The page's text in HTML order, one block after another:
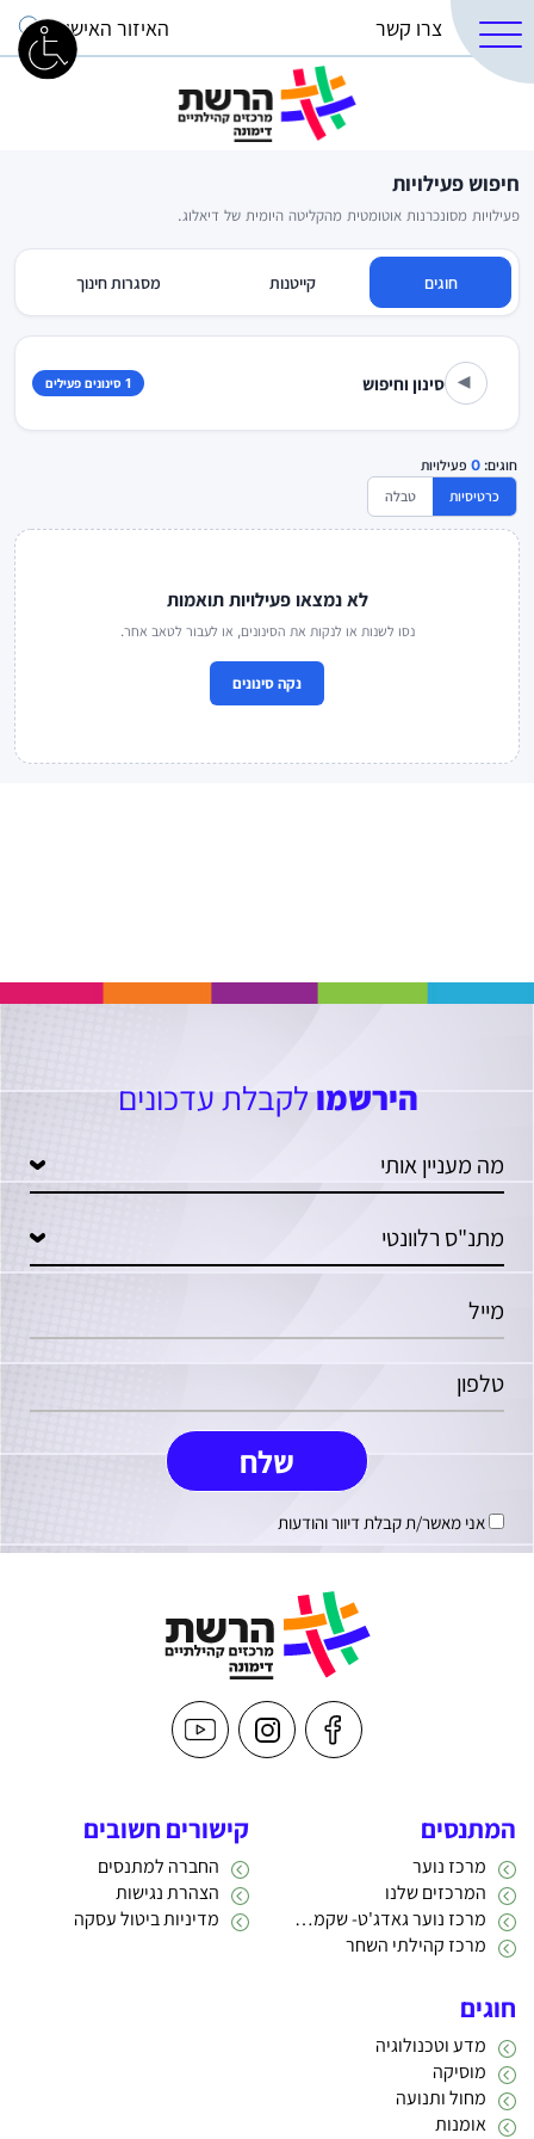
צרו קשר האיזור האישי
חיפוש פעילויות
פעילויות מסונכרנות אוטומטית מהקליטה היומית של דיאלוג.
חוגים קייטנות מסגרות חינוך
▾ סינון וחיפוש 1 סינונים פעילים
חוגים: 0 פעילויות
כרטיסיות
טבלה
לא נמצאו פעילויות תואמות
נסו לשנות או לנקות את הסינונים, או לעבור לטאב אחר.
נקה סינונים
הירשמולקבלת עדכונים
אני מאשר/ת קבלת דיוור והודעות
המתנסים
מרכז נוער
המרכזים שלנו
מרכז נוער גאדג'ט- שקמה 22
מרכז קהילתי השחר
קישורים חשובים
החברה למתנסים
הצהרת נגישות
מדיניות ביטול עסקה
חוגים
מדע וטכנולוגיה
מוסיקה
מחול ותנועה
אומנות